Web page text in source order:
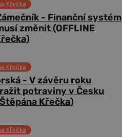
- Finanční systém
změnit (OFFLINE
Křečka
- V závěru roku
potraviny v Česku
Křečka)
Křečka
Křečka